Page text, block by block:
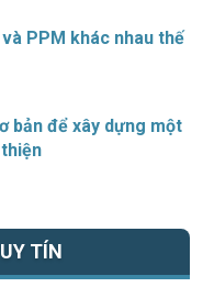
PPM khác nhau thế
bản để xây dựng một
TÍN